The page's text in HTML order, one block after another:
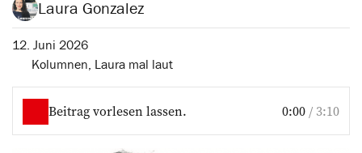
Laura Gonzalez
12. Juni 2026
Kolumnen, Laura mal laut
Beitrag vorlesen lassen. 0:00 / 3:10